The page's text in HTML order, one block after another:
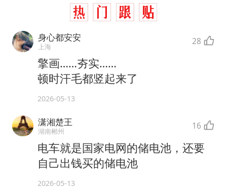
身心都安安
上海 28
擎画……夯实……
顿时汗毛都竖起来了
2026-05-13
潇湘楚王
湖南郴州 16
电车就是国家电网的储电池，还要
自己出钱买的储电池
2026-05-13